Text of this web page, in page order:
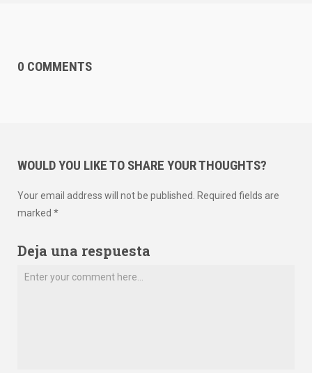
0 COMMENTS
WOULD YOU LIKE TO SHARE YOUR THOUGHTS?
Your email address will not be published. Required fields are
marked *
Deja una respuesta